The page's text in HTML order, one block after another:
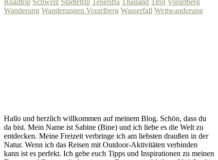
Roadtrip Schweiz Städtetrip Teneriffa Thailand Tirol Vorarlberg
Wanderung Wanderungen Vorarlberg Wasserfall Weitwanderung
Hallo und herzlich willkommen auf meinem Blog. Schön, dass du
da bist. Mein Name ist Sabine (Bine) und ich liebe es die Welt zu
entdecken. Meine Freizeit verbringe ich am liebsten draußen in der
Natur. Wenn ich das Reisen mit Outdoor-Aktivitäten verbinden
kann ist es perfekt. Ich gebe euch Tipps und Inspirationen zu meinen